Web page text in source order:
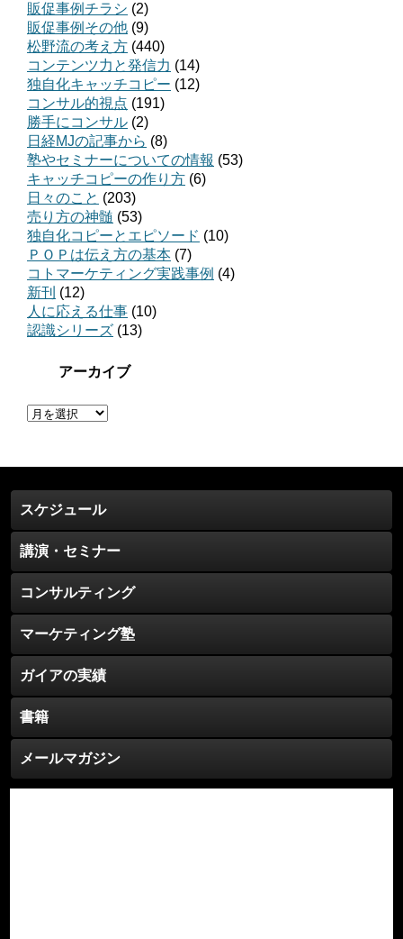
販促事例チラシ (2)
販促事例その他 (9)
松野流の考え方 (440)
コンテンツ力と発信力 (14)
独自化キャッチコピー (12)
コンサル的視点 (191)
勝手にコンサル (2)
日経MJの記事から (8)
塾やセミナーについての情報 (53)
キャッチコピーの作り方 (6)
日々のこと (203)
売り方の神髄 (53)
独自化コピーとエピソード (10)
ＰＯＰは伝え方の基本 (7)
コトマーケティング実践事例 (4)
新刊 (12)
人に応える仕事 (10)
認識シリーズ (13)
アーカイブ
ア
イ
ブ
スケジュール
講演・セミナー
コンサルティング
マーケティング塾
ガイアの実績
書籍
メールマガジン